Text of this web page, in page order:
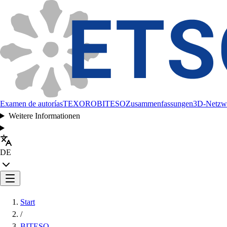
Examen de autoríasTEXOROBITESOZusammenfassungen3D-
Weitere Informationen
DE
Start
/